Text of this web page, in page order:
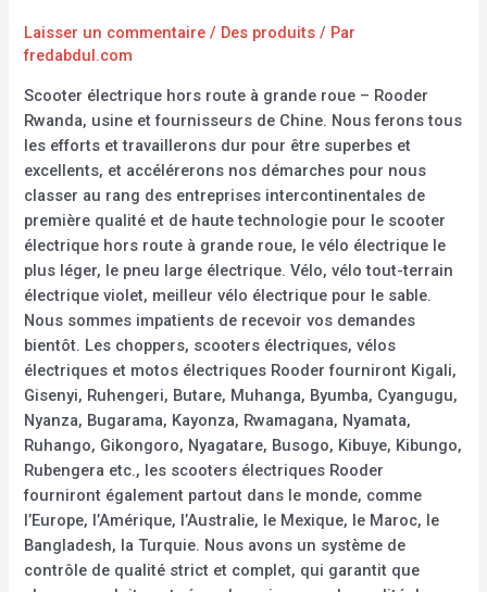
Laisser un commentaire / Des produits / Par
fredabdul.com
Scooter électrique hors route à grande roue – Rooder
Rwanda, usine et fournisseurs de Chine. Nous ferons tous
les efforts et travaillerons dur pour être superbes et
excellents, et accélérerons nos démarches pour nous
classer au rang des entreprises intercontinentales de
première qualité et de haute technologie pour le scooter
électrique hors route à grande roue, le vélo électrique le
plus léger, le pneu large électrique. Vélo, vélo tout-terrain
électrique violet, meilleur vélo électrique pour le sable.
Nous sommes impatients de recevoir vos demandes
bientôt. Les choppers, scooters électriques, vélos
électriques et motos électriques Rooder fourniront Kigali,
Gisenyi, Ruhengeri, Butare, Muhanga, Byumba, Cyangugu,
Nyanza, Bugarama, Kayonza, Rwamagana, Nyamata,
Ruhango, Gikongoro, Nyagatare, Busogo, Kibuye, Kibungo,
Rubengera etc., les scooters électriques Rooder
fourniront également partout dans le monde, comme
l’Europe, l’Amérique, l’Australie, le Mexique, le Maroc, le
Bangladesh, la Turquie. Nous avons un système de
contrôle de qualité strict et complet, qui garantit que